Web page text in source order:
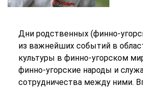
Дни родственных (финно-
из важнейших событий в
культуры в финно-угорском
финно-угорские народы и
сотрудничества между ними.